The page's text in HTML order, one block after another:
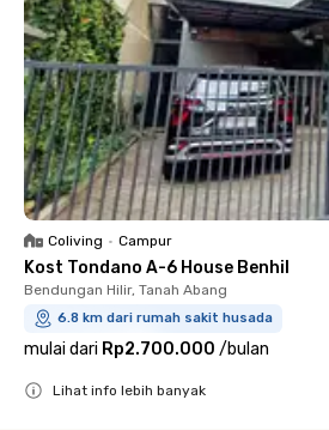
Coliving • Campur
Kost Tondano A-6 House Benhil
Bendungan Hilir, Tanah Abang
6.8 km dari rumah sakit husada
mulai dari Rp2.700.000 /bulan
Lihat info lebih banyak